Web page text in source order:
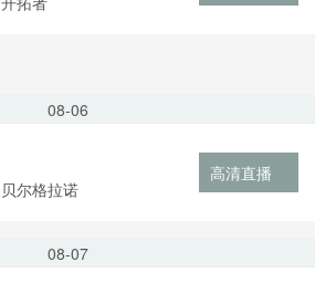
08-06
贝尔格拉诺
高清直播
08-07